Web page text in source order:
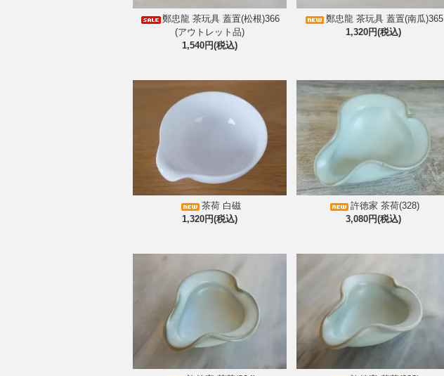
鄭忠龍 茶玩具 蓋置(松根)366
(アウトレット品)
1,540円(税込)
鄭忠龍 茶玩具 蓋置(南瓜)365
1,320円(税込)
茶荷 白磁
1,320円(税込)
許徳家 茶荷(328)
3,080円(税込)